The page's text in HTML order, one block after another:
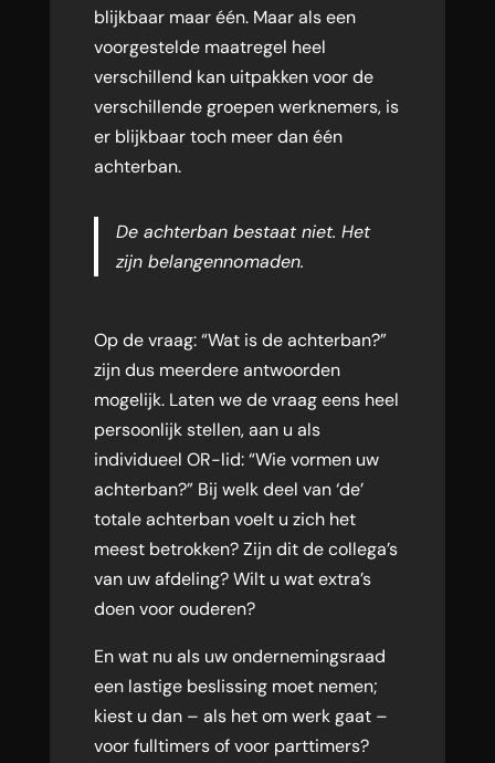
blijkbaar maar één. Maar als een
voorgestelde maatregel heel
verschillend kan uitpakken voor de
verschillende groepen werknemers, is
er blijkbaar toch meer dan één
achterban.
De achterban bestaat niet. Het
zijn belangennomaden.
Op de vraag: “Wat is de achterban?”
zijn dus meerdere antwoorden
mogelijk. Laten we de vraag eens heel
persoonlijk stellen, aan u als
individueel OR-lid: “Wie vormen uw
achterban?” Bij welk deel van ‘de’
totale achterban voelt u zich het
meest betrokken? Zijn dit de collega’s
van uw afdeling? Wilt u wat extra’s
doen voor ouderen?
En wat nu als uw ondernemingsraad
een lastige beslissing moet nemen;
kiest u dan – als het om werk gaat –
voor fulltimers of voor parttimers?